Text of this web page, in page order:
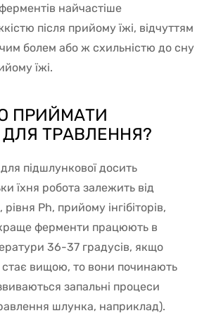
найчастіше
після прийому їжі, відчуттям
болем або ж схильністю до сну
їжі.
ПРИЙМАТИ
ТРАВЛЕННЯ?
підшлункової досить
їхня робота залежить від
Ph, прийому інгібіторів,
ферменти працюють в
36-37 градусів, якщо
стає вищою, то вони починають
запальні процеси
шлунка, наприклад).